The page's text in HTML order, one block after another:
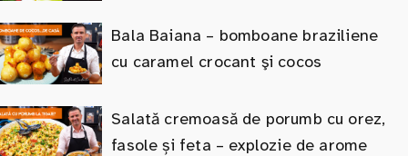
Bala Baiana – bomboane braziliene
cu caramel crocant şi cocos
Salată cremoasă de porumb cu orez,
fasole și feta – explozie de arome